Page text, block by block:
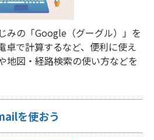
みの「Google（グーグル）」を
卓で計算するなど、便利に使え
地図・経路検索の使い方などを
を使おう